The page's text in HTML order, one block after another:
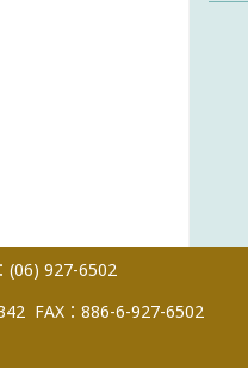
(06) 927-6502
FAX：886-6-927-6502